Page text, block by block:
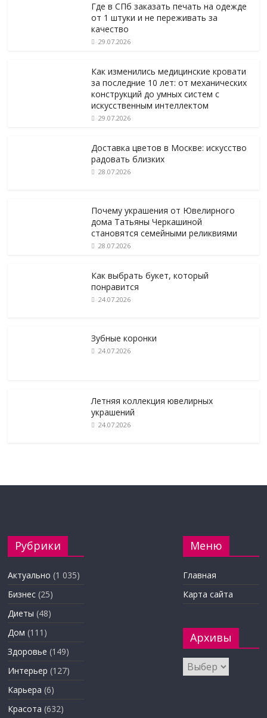
Где в СПб заказать печать на одежде
от 1 штуки и не переживать за
качество
29.07.2026
Как изменились медицинские кровати
за последние 10 лет: от механических
конструкций до умных систем с
искусственным интеллектом
29.07.2026
Доставка цветов в Москве: искусство
радовать близких
28.07.2026
Почему украшения от Ювелирного
дома Татьяны Черкашиной
становятся семейными реликвиями
28.07.2026
Как выбрать букет, который
понравится
24.07.2026
Зубные коронки
24.07.2026
Летняя коллекция ювелирных
украшений
24.07.2026
Рубрики
Актуально (1 035)
Бизнес (25)
Диеты (48)
Дом (111)
Здоровье (149)
Интерьер (127)
Карьера (6)
Красота (632)
Меню
Главная
Карта сайта
Архивы
Архивы